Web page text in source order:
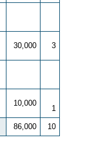
30,000 3
10,000
1
86,000 10